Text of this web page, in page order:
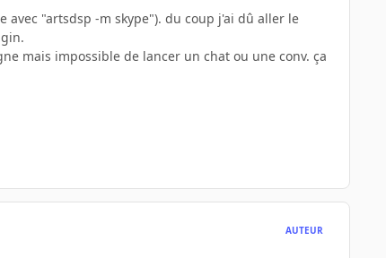
"artsdsp -m skype"). du coup j'ai dû aller le
mais impossible de lancer un chat ou une conv. ça
AUTEUR